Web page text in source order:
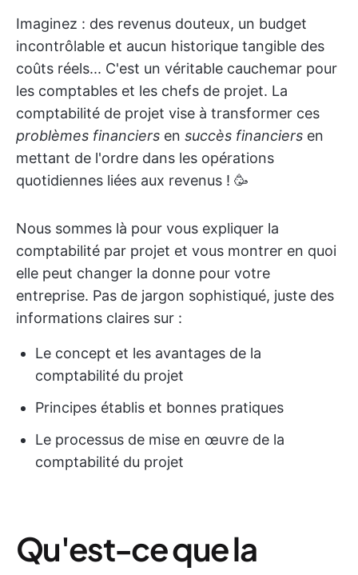
Imaginez : des revenus douteux, un budget
incontrôlable et aucun historique tangible des
coûts réels... C'est un véritable cauchemar pour
les comptables et les chefs de projet. La
comptabilité de projet vise à transformer ces
problèmes financiers en succès financiers en
mettant de l'ordre dans les opérations
quotidiennes liées aux revenus ! 🥳
Nous sommes là pour vous expliquer la
comptabilité par projet et vous montrer en quoi
elle peut changer la donne pour votre
entreprise. Pas de jargon sophistiqué, juste des
informations claires sur :
Le concept et les avantages de la
comptabilité du projet
Principes établis et bonnes pratiques
Le processus de mise en œuvre de la
comptabilité du projet
Qu'est-ce que la